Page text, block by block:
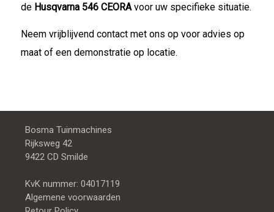
de Husqvarna 546 CEORAvoor uw specifieke situatie.
Neem vrijblijvend contact met ons op voor advies op
maat of een demonstratie op locatie.
Bosma Tuinmachines
Rijksweg 42
9422 CD Smilde
KvK nummer: 04017119
Algemene voorwaarden